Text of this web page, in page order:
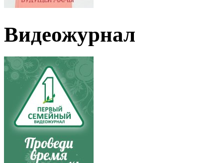
Видеожурнал